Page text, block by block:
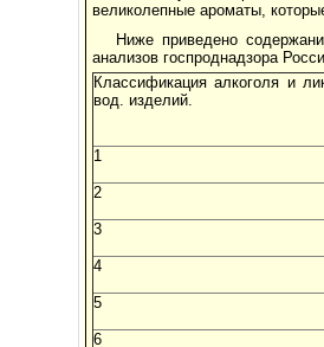
великолепные ароматы,
Ниже приведено
анализов госпроднадзора
Классификация алкоголя и
вод. изделий.
1
2
3
4
5
6